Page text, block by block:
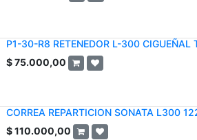
P1-30-R8 RETENEDOR L-300
$75.000,00
CORREA REPARTICION SONATA L300
$110.000,00